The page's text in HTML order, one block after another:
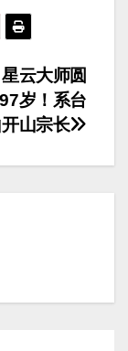
云大师圆
岁！系台
山宗长